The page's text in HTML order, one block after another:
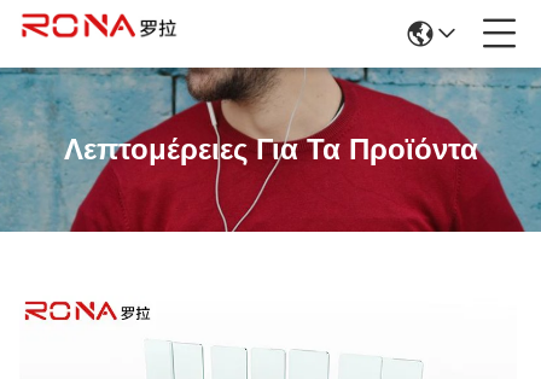
Λεπτομέρειες Για Τα Προϊόντα